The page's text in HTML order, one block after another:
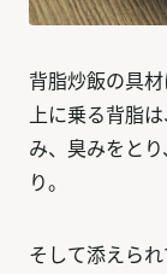
背脂炒飯の具
上に乗る背脂
み、臭みをと
り。
そして添えら